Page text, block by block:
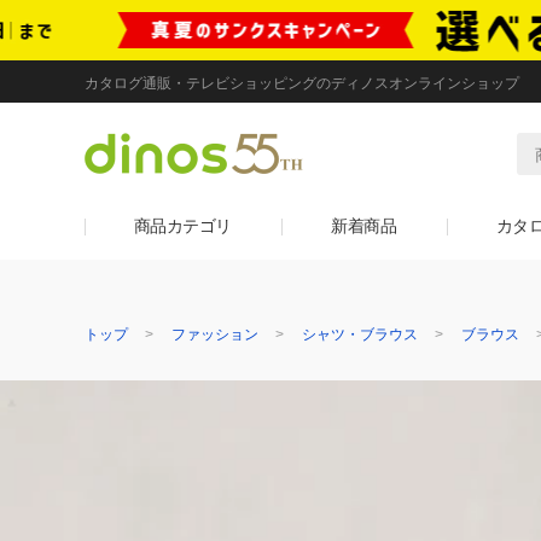
カタログ通販・テレビショッピングのディノスオンラインショップ
商品カテゴリ 新着商品 カタ
トップ ファッション シャツ・ブラウス ブラウス